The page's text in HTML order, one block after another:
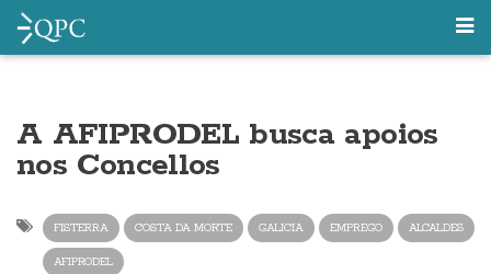
A AFIPRODEL busca apoios
nos Concellos
FISTERRA COSTA DA MORTE GALICIA EMPREGO ALCALDES
AFIPRODEL